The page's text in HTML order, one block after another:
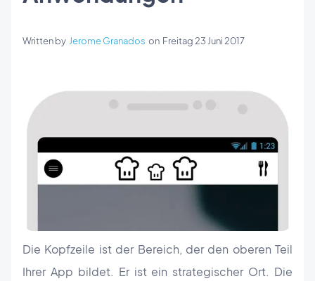
Written by Jerome Granados on Freitag 23 Juni 2017
Die Kopfzeile ist der Bereich, der den oberen Teil
Ihrer App bildet. Er ist ein strategischer Ort. Die